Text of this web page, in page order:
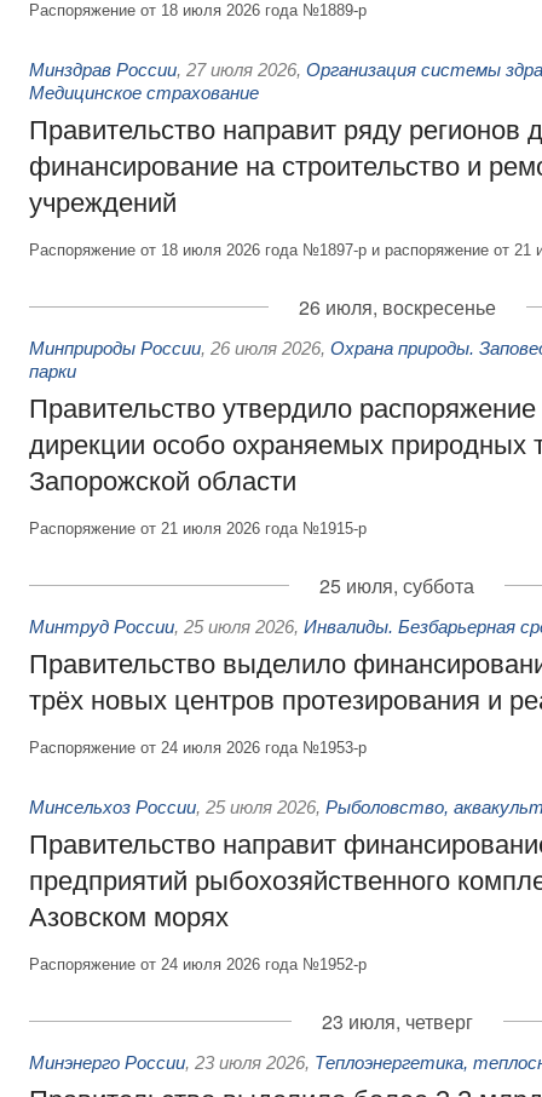
Распоряжение от 18 июля 2026 года №1889-р
Минздрав России, 27 июля 2026, Организация системы
Медицинское страхование
Правительство направит ряду регионов
финансирование на строительство и
учреждений
Распоряжение от 18 июля 2026 года №1897-р и распоряжение от
26 июля, воскресенье
Минприроды России, 26 июля 2026, Охрана природы.
парки
Правительство утвердило
дирекции особо охраняемых природных
Запорожской области
Распоряжение от 21 июля 2026 года №1915-р
25 июля, суббота
Минтруд России, 25 июля 2026, Инвалиды. Безбарьерная
Правительство выделило
трёх новых центров протезирования и
Распоряжение от 24 июля 2026 года №1953-р
Минсельхоз России, 25 июля 2026, Рыболовство,
Правительство направит
предприятий рыбохозяйственного
Азовском морях
Распоряжение от 24 июля 2026 года №1952-р
23 июля, четверг
Минэнерго России, 23 июля 2026, Теплоэнергетика,